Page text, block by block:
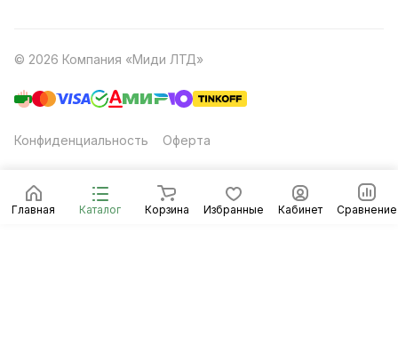
Главная Каталог Корзина Избранные Кабинет Сравнение
© 2026 Компания «Миди ЛТД»
Конфиденциальность Оферта